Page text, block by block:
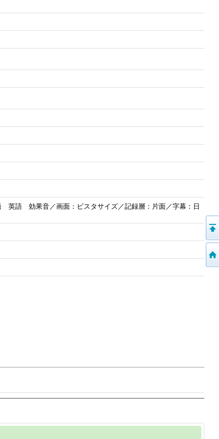
英語 効果音／画面：ビスタサイズ／記録層：片面／字幕：日